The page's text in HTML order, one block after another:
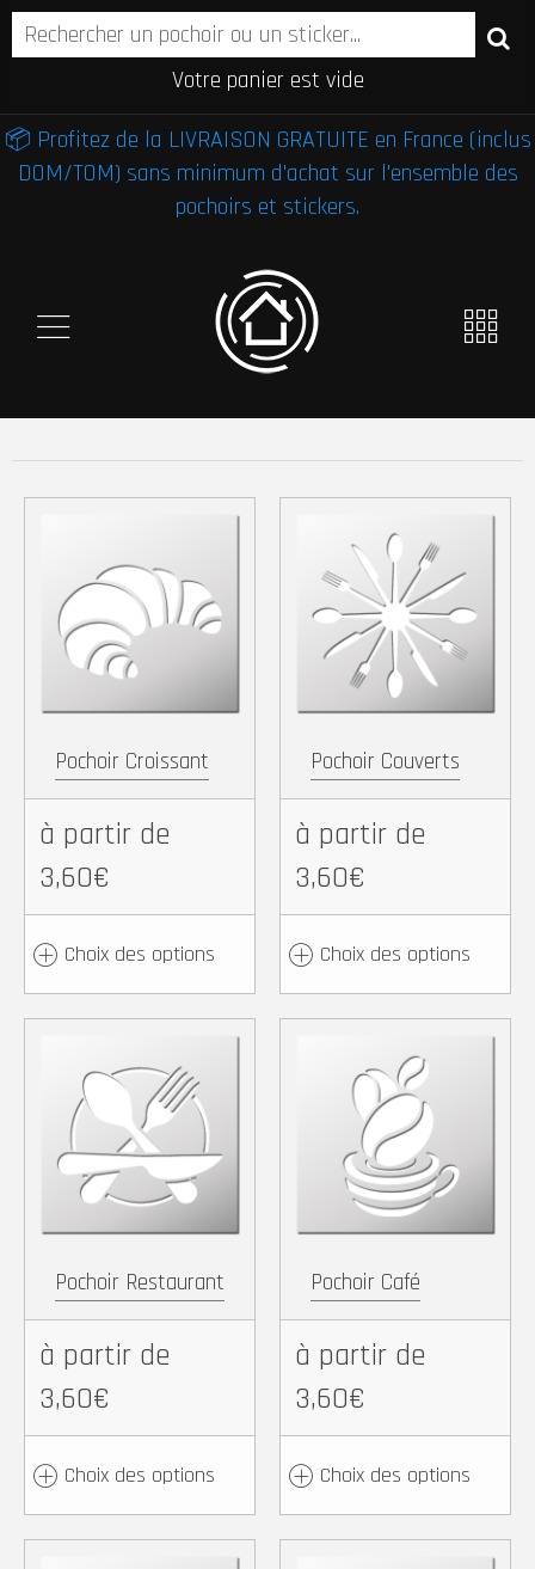
Votre panier est vide
📦 Profitez de la LIVRAISON GRATUITE en France (inclus
DOM/TOM) sans minimum d'achat sur l'ensemble des
pochoirs et stickers.
Facebook
X
WhatsApp
Copy
Link
Partager
Pochoir Croissant
à partir de
3,60€
Choix des options
Facebook
X
Copy
Link
Partager
Pochoir Couverts
à partir de
3,60€
Choix des options
Facebook
X PinterestWhatsApp
Copy
Link
Partager
Pochoir Restaurant
à partir de
3,60€
Choix des options
Facebook
X
Copy
Link
Partager
Pochoir Café
à partir de
3,60€
Choix des options